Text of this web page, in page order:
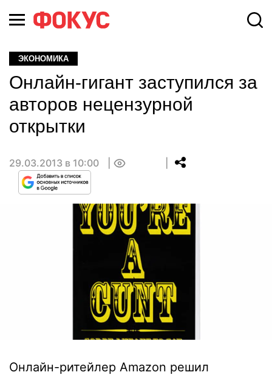
ЭКОНОМИКА
Онлайн-гигант заступился за
авторов нецензурной
открытки
29.03.2013 в 10:00
Онлайн-ритейлер Amazon решил